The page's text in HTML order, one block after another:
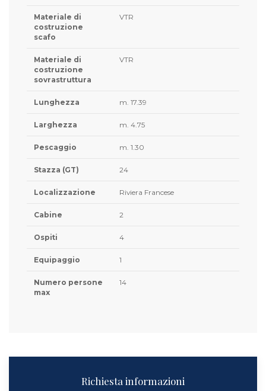
Materiale di
costruzione
scafo
VTR
Materiale di
costruzione
sovrastruttura
VTR
Lunghezza m. 17.39
Larghezza m. 4.75
Pescaggio m. 1.30
Stazza (GT) 24
Localizzazione Riviera Francese
Cabine 2
Ospiti 4
Equipaggio 1
Numero persone
max
14
Richiesta informazioni